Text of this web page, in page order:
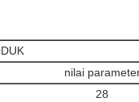
nilai
28